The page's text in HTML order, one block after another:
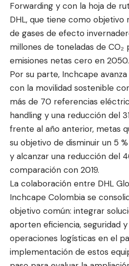
Forwarding y con la hoja de
DHL, que tiene como objetivo
de gases de efecto
millones de toneladas de
emisiones netas cero en 2050.
Por su parte, Inchcape
con la movilidad sostenible
más de 70 referencias
handling y una reducción del
frente al año anterior, metas
su objetivo de disminuir un 5
y alcanzar una reducción del
comparación con 2019.
La colaboración entre DHL
Inchcape Colombia se
objetivo común: integrar
aporten eficiencia, seguridad
operaciones logísticas en el
implementación de estos